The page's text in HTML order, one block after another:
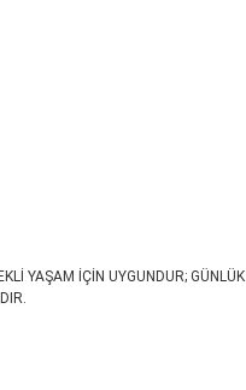
YAŞAM İÇİN UYGUNDUR; GÜNLÜK